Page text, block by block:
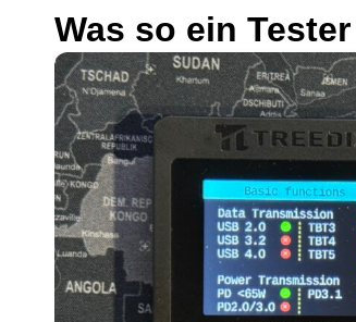
Was so ein